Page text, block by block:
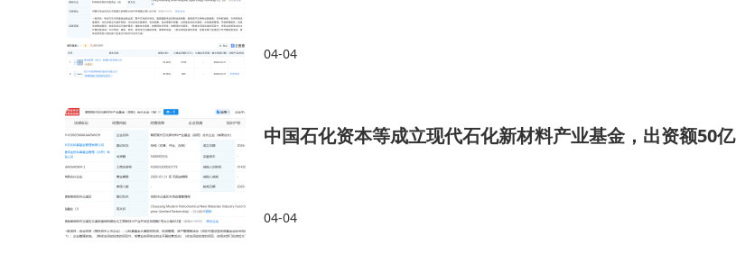
04-04
中国石化资本等成立现代石化新材料产业基金，出资额50亿
04-04